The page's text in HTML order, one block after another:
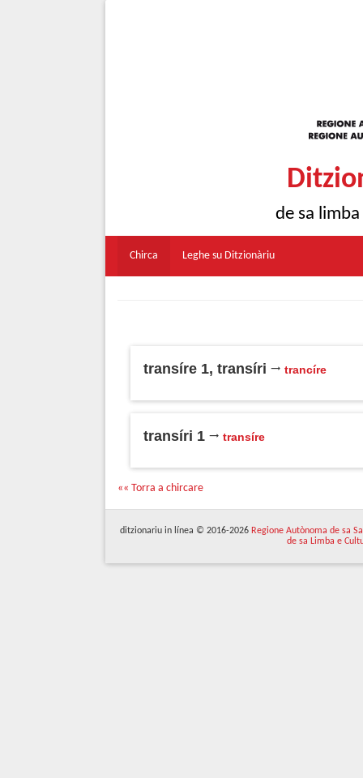
de sa
Chirca Leghe su Ditzionàriu
transíre 1, transíri trancíre
transíri 1 transíre
«« Torra a chircare
ditzionariu in línea © 2016-2026 Regione Autònoma de sa
de sa Limba e